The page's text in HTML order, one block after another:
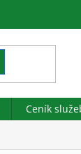
Ceník